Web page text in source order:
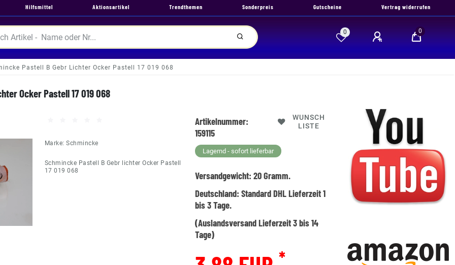
Hilfsmittel Aktionsartikel Trendthemen Sonderpreis Gutscheine Vertrag widerrufen
0 0
Pastell B Gebr Lichter Ocker Pastell 17 019 068
Ocker Pastell 17 019 068
Marke:Schmincke
Schmincke Pastell B Gebr lichter Ocker Pastell
17 019 068
Artikelnummer:
159115
WUNSCH
LISTE
Lagernd - sofort lieferbar
Versandgewicht:20Gramm.
Deutschland:Standard DHL Lieferzeit 1
bis 3 Tage.
(Auslandsversand Lieferzeit 3 bis 14
Tage)
*